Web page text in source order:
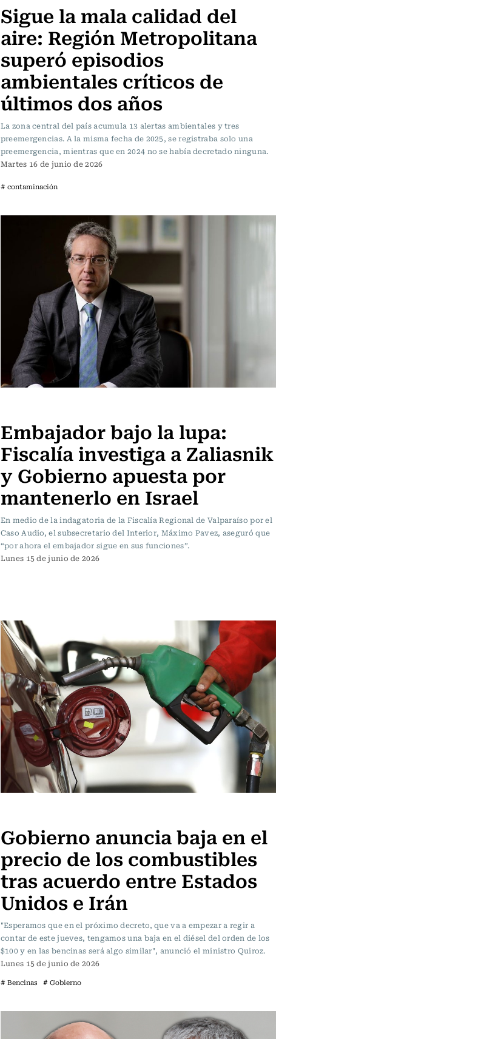
Sigue la mala calidad del
aire: Región Metropolitana
superó episodios
ambientales críticos de
últimos dos años
La zona central del país acumula 13 alertas ambientales y tres
preemergencias. A la misma fecha de 2025, se registraba solo una
preemergencia, mientras que en 2024 no se había decretado ninguna.
Martes 16 de junio de 2026
# contaminación
Embajador bajo la lupa:
Fiscalía investiga a Zaliasnik
y Gobierno apuesta por
mantenerlo en Israel
En medio de la indagatoria de la Fiscalía Regional de Valparaíso por el
Caso Audio, el subsecretario del Interior, Máximo Pavez, aseguró que
“por ahora el embajador sigue en sus funciones”.
Lunes 15 de junio de 2026
Gobierno anuncia baja en el
precio de los combustibles
tras acuerdo entre Estados
Unidos e Irán
"Esperamos que en el próximo decreto, que va a empezar a regir a
contar de este jueves, tengamos una baja en el diésel del orden de los
$100 y en las bencinas será algo similar", anunció el ministro Quiroz.
Lunes 15 de junio de 2026
# Bencinas # Gobierno